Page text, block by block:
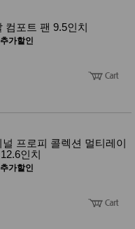
컴포트 팬 9.5인치
가할인
프로피 콜렉션 멀티레이
인치
가할인